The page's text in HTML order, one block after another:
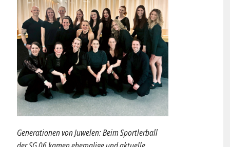
Generationen von Juwelen: Beim Sportlerball